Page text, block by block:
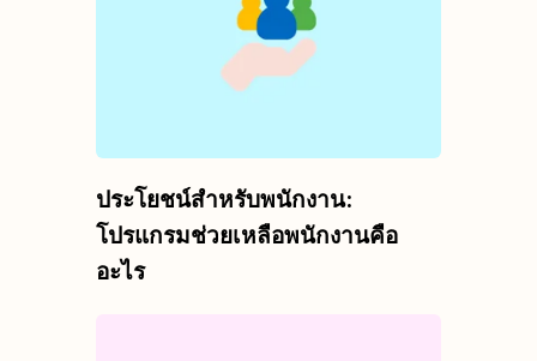
ประโยชน์สำหรับพนักงาน:
โปรแกรมช่วยเหลือพนักงานคือ
อะไร